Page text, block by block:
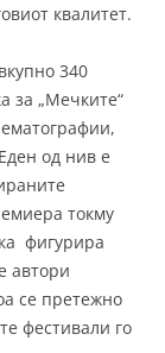
квалитет.
340
за „Мечките“
од нив е
токму
фигурира
автори
се претежно
фестивали го